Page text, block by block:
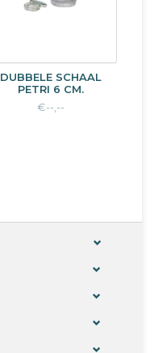
DUBBELE SCHAAL
PETRI 6 CM.
€--,--